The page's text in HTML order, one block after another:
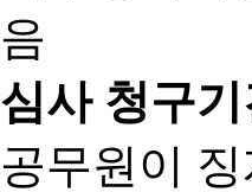
음
심사 청구
공무원이